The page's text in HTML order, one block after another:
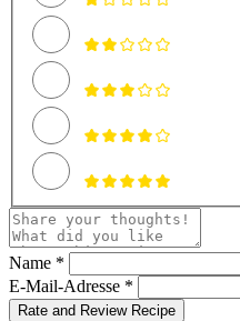
Name *
E-Mail-Adresse *
Rate and Review Recipe